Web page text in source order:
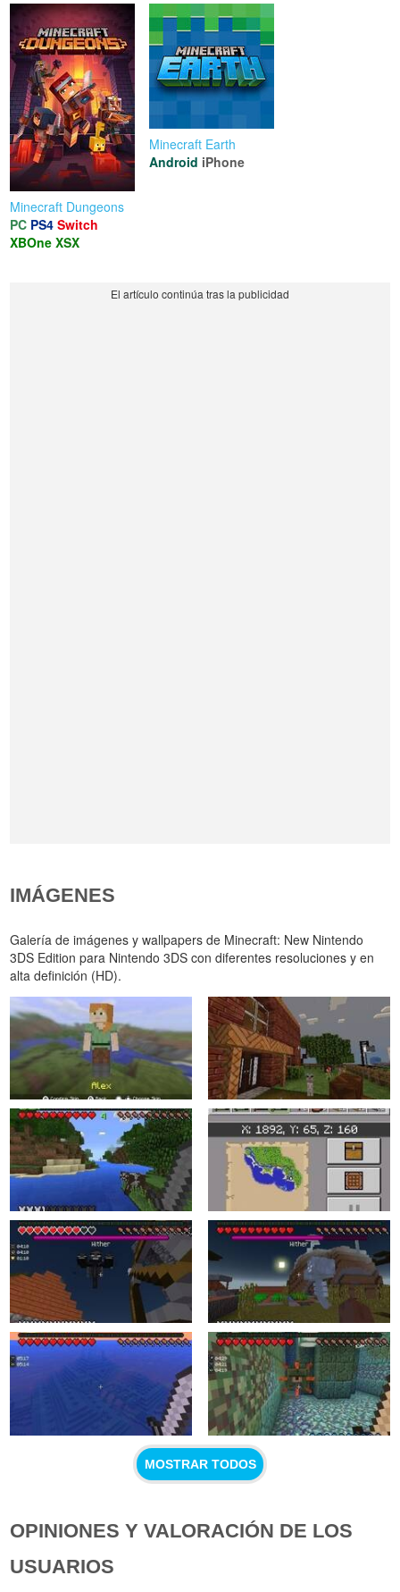
Minecraft Dungeons
PC PS4 Switch
XBOne XSX
Minecraft Earth
Android iPhone
IMÁGENES
Galería de imágenes y wallpapers de Minecraft: New Nintendo
3DS Edition para Nintendo 3DS con diferentes resoluciones y en
alta definición (HD).
MOSTRAR TODOS
OPINIONES Y VALORACIÓN DE LOS
USUARIOS